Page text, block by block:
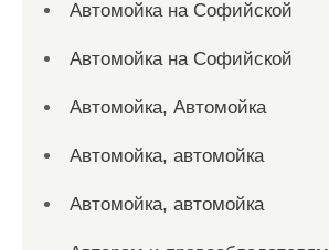
Автомойка на Софийской
Автомойка на Софийской
Автомойка, Автомойка
Автомойка, автомойка
Автомойка, автомойка